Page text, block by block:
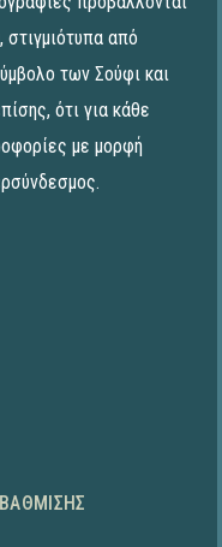
στιγμιότυπα από
των Σούφι και
ότι για κάθε
με μορφή